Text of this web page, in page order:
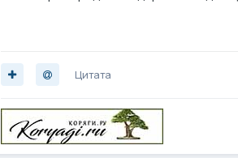
Цитата